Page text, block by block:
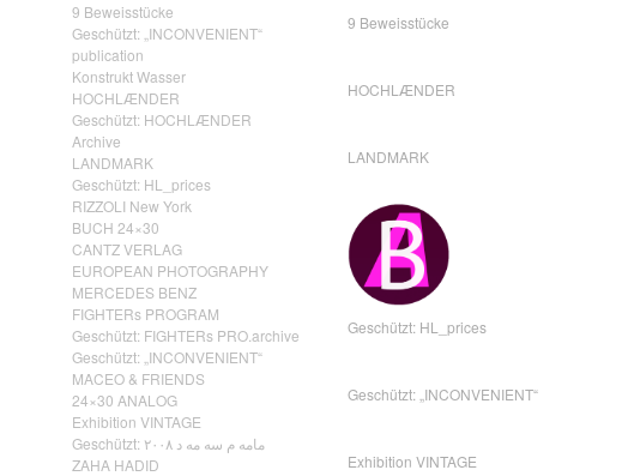
9 Beweisstücke
Geschützt: „INCONVENIENT“
publication
Konstrukt Wasser
HOCHLÆNDER
Geschützt: HOCHLÆNDER
Archive
LANDMARK
Geschützt: HL_prices
RIZZOLI New York
BUCH 24×30
CANTZ VERLAG
EUROPEAN PHOTOGRAPHY
MERCEDES BENZ
FIGHTERs PROGRAM
Geschützt: FIGHTERs PRO.archive
Geschützt: „INCONVENIENT“
MACEO & FRIENDS
24×30 ANALOG
Exhibition VINTAGE
Geschützt: مامه م سه مه د ٢٠٠٨
ZAHA HADID
9 Beweisstücke
HOCHLÆNDER
LANDMARK
Geschützt: HL_prices
Geschützt: „INCONVENIENT“
Exhibition VINTAGE